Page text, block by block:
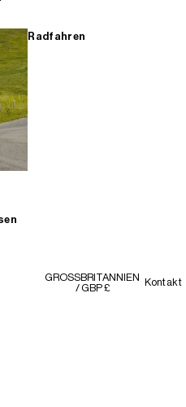
Radfahren
GROSSBRITANNIEN
/ GBP £
Kontakt